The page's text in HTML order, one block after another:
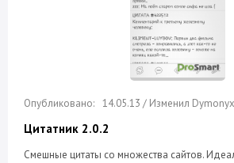
14.05.13 / Изменил
Цитатник 2.0.2
Смешные цитаты со множества сайтов.